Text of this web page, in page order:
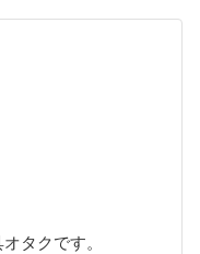
タクです。